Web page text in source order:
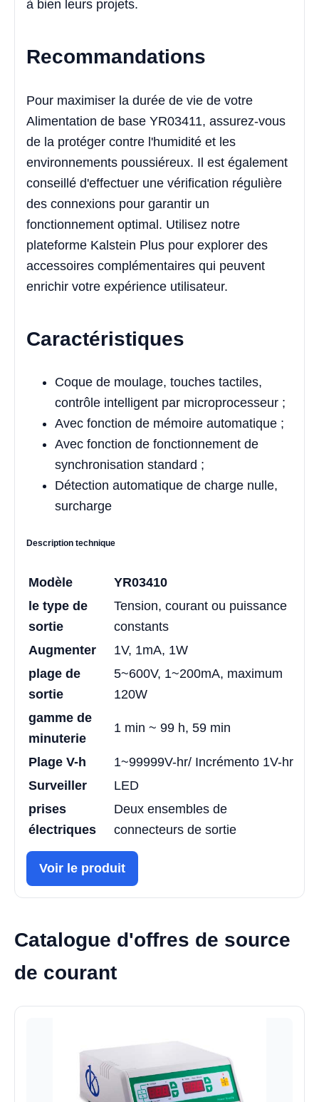
à bien leurs projets.
Recommandations
Pour maximiser la durée de vie de votre
Alimentation de base YR03411, assurez-vous
de la protéger contre l'humidité et les
environnements poussiéreux. Il est également
conseillé d'effectuer une vérification régulière
des connexions pour garantir un
fonctionnement optimal. Utilisez notre
plateforme Kalstein Plus pour explorer des
accessoires complémentaires qui peuvent
enrichir votre expérience utilisateur.
Caractéristiques
Coque de moulage, touches tactiles,
contrôle intelligent par microprocesseur ;
Avec fonction de mémoire automatique ;
Avec fonction de fonctionnement de
synchronisation standard ;
Détection automatique de charge nulle,
surcharge
Description technique
Modèle
YR03410
le type de
sortie
Tension, courant ou puissance
constants
Augmenter
1V, 1mA, 1W
plage de
sortie
5~600V, 1~200mA, maximum
120W
gamme de
minuterie
1 min ~ 99 h, 59 min
Plage V-h
1~99999V-hr/ Incrémento 1V-hr
Surveiller
LED
prises
électriques
Deux ensembles de
connecteurs de sortie
Voir le produit
Catalogue d'offres de source
de courant